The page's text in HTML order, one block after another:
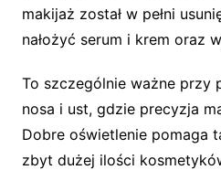
makijaż został w pełni
nałożyć serum i krem oraz
To szczególnie ważne przy
nosa i ust, gdzie precyzja
Dobre oświetlenie pomaga
zbyt dużej ilości